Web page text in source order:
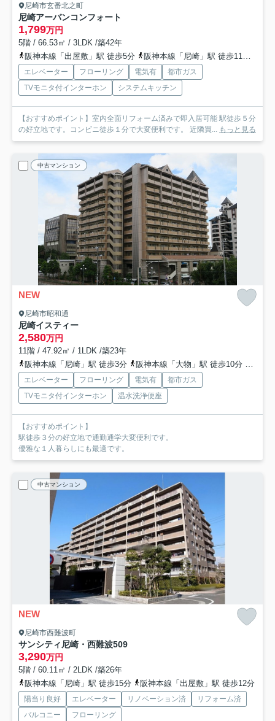
尼崎市玄番北之町
尼崎アーバンコンフォート
1,799万円
5階 / 66.53㎡ / 3LDK /築42年
阪神本線「出屋敷」駅 徒歩5分
阪神本線「尼崎」駅 徒歩11分
エレベーター フローリング 電気有
都市ガス
TVモニタ付インターホン
システムキッチン
【おすすめポイント】室内全面リフォーム済みで即入居可能 駅徒歩５分
の好立地です。コンビニ徒歩１分で大変便利です。 近隣買...
もっと見る
中古マンション
NEW
尼崎市昭和通
尼崎イスティー
2,580万円
11階 / 47.92㎡ / 1LDK /築23年
阪神本線「尼崎」駅 徒歩3分
阪神本線「大物」駅 徒歩10分
エレベーター フローリング 電気有
都市ガス
TVモニタ付インターホン
温水洗浄便座
【おすすめポイント】
駅徒歩３分の好立地で通勤通学大変便利です。
優雅な１人暮らしにも最適です。
中古マンション
NEW
尼崎市西難波町
サンシティ尼崎・西難波509
3,290万円
5階 / 60.11㎡ / 2LDK /築26年
阪神本線「尼崎」駅 徒歩15分
阪神本線「出屋敷」駅 徒歩12分
陽当り良好 エレベーター リノベーション済
リフォーム済
バルコニー
フローリング